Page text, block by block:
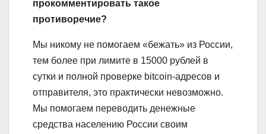
прокомментировать такое
противоречие?
Мы никому не помогаем «бежать» из России,
тем более при лимите в 15000 рублей в
сутки и полной проверке bitcoin-адресов и
отправителя, это практически невозможно.
Мы помогаем переводить денежные
средства населению России своим